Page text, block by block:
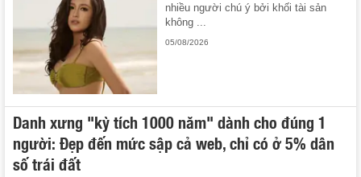
nhiều người chú ý bởi khối tài sản
không ...
05/08/2026
Danh xưng "kỳ tích 1000 năm" dành cho đúng 1
người: Đẹp đến mức sập cả web, chỉ có ở 5% dân
số trái đất